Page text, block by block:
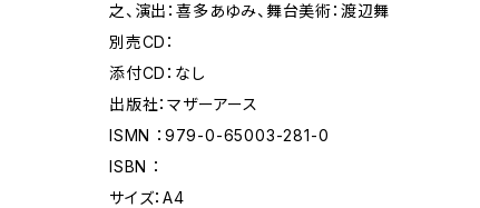
之、演出：喜多あゆみ、舞台美術：渡辺舞
別売CD：
添付CD：なし
出版社：マザーアース
ISMN ：979-0-65003-281-0
ISBN ：
サイズ：A4